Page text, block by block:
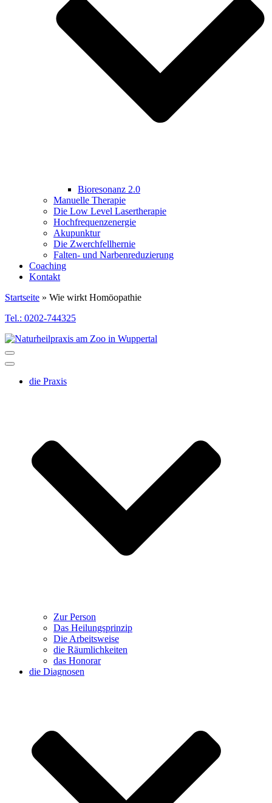
Bioresonanz 2.0
Manuelle Therapie
Die Low Level Lasertherapie
Hochfrequenzenergie
Akupunktur
Die Zwerchfellhernie
Falten- und Narbenreduzierung
Coaching
Kontakt
Startseite » Wie wirkt Homöopathie
Tel.: 0202-744325
Toggle
Navigation
Toggle
Navigationdie Praxis
Zur Person
Das Heilungsprinzip
Die Arbeitsweise
die Räumlichkeiten
das Honorar
die Diagnosen